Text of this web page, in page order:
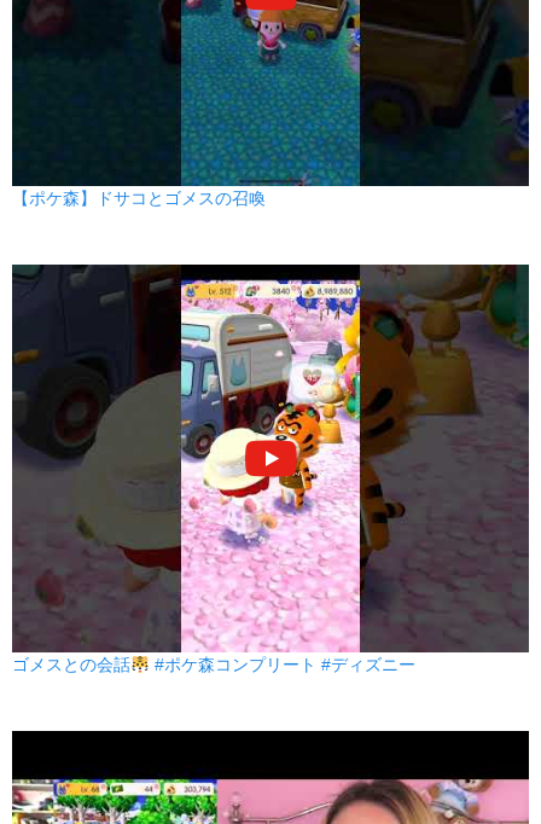
【ポケ森】ドサコとゴメスの召喚
ゴメスとの会話 #ポケ森コンプリート #ディズニー